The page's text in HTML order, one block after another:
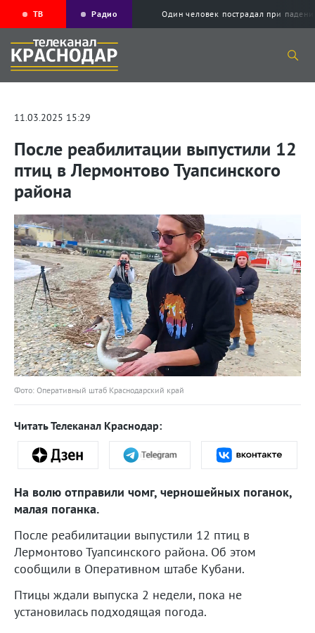
ТВ Радио Один человек пострадал при
11.03.2025 15:29
После реабилитации выпустили 12
птиц в Лермонтово Туапсинского
района
Фото: Оперативный штаб Краснодарский край
Читать Телеканал Краснодар:
На волю отправили чомг, черношейных поганок,
малая поганка.
После реабилитации выпустили 12 птиц в
Лермонтово Туапсинского района. Об этом
сообщили в Оперативном штабе Кубани.
Птицы ждали выпуска 2 недели, пока не
установилась подходящая погода.